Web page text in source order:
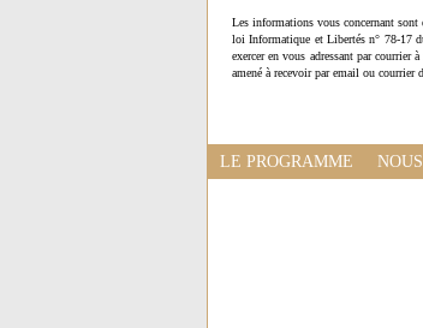
Les informations vous concernant
loi Informatique et Libertés n° 78-17
exercer en vous adressant par
amené à recevoir par email ou courrier
LE PROGRAMME